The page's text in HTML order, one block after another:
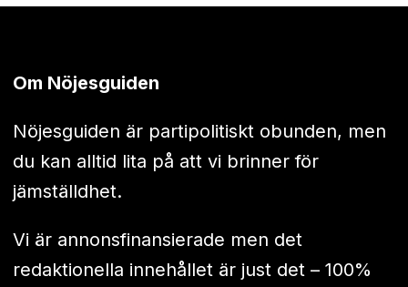
Om Nöjesguiden
Nöjesguiden är partipolitiskt obunden, men
du kan alltid lita på att vi brinner för
jämställdhet.
Vi är annonsfinansierade men det
redaktionella innehållet är just det – 100%